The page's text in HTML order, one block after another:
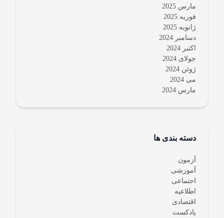
مارس 2025
فوریه 2025
ژانویه 2025
دسامبر 2024
اکتبر 2024
جولای 2024
ژوئن 2024
می 2024
مارس 2024
دسته بندی ها
آزمون
آموزشی
اجتماعی
اطلاعیه
اقتصادی
پادکست